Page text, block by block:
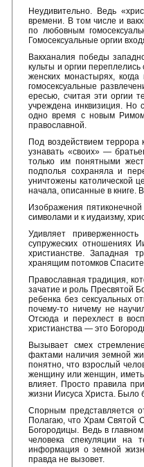
Неудивительно. Ведь
времени. В том числе и
по любовным
Гомосексуальные оргии
Вакханалия победы
культы и оргии
женских монастырях,
гомосексуальные
ересью, считая эти оргии
учреждена инквизиция. Но
одно время с новым
православной.
Под воздействием террора
узнавать «своих» —
только им понятными
подполья сохраняла и
уничтожены католической
начала, описанные в книге.
Изображения
символами и к иудаизму,
Удивляет
супружеских отношениях
христианстве. Западная
хранящим потомков
Православная традиция,
зачатие и роль Пресвятой
ребенка без сексуальных
почему-то ничему не
Отсюда и перехлест в
христианства — это
Вызывает смех
фактами наличия земной
понятно, что взрослый
женщину или женщин, иметь
влияет. Просто правила
жизни Иисуса Христа. Было
Спорным представляется
Полагаю, что Храм Святой
Богородицы. Ведь в
человека спекуляции на
информация о земной
правда не вызовет.